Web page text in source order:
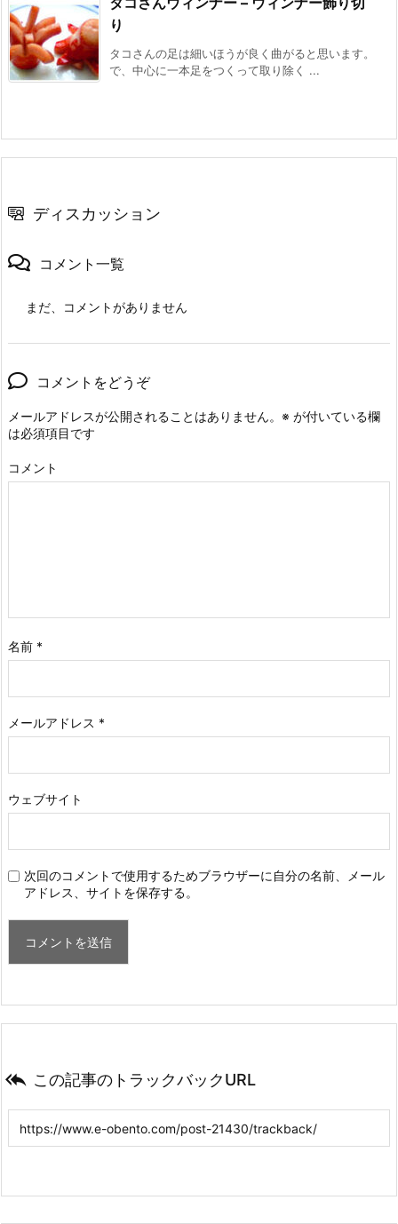
り
タコさんの足は細いほうが良く曲がると思います。
で、中心に一本足をつくって取り除く ...
ディスカッション
コメント一覧
まだ、コメントがありません
コメントをどうぞ
メールアドレスが公開されることはありません。 ※ が付いている欄
は必須項目です
コメント
名前 *
メールアドレス *
ウェブサイト
次回のコメントで使用するためブラウザーに自分の名前、メール
アドレス、サイトを保存する。
 この記事のトラックバックURL